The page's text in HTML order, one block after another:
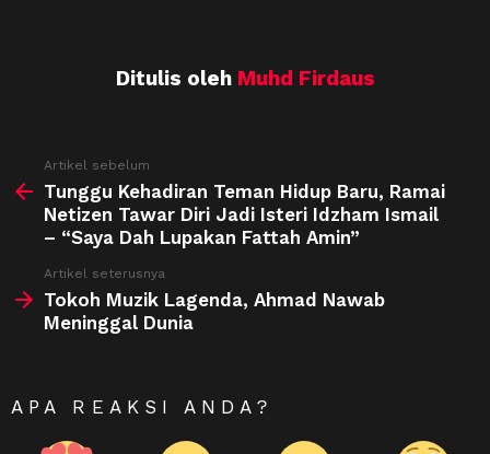
Ditulis oleh Muhd Firdaus
more
Artikel sebelum
Tunggu Kehadiran Teman Hidup Baru, Ramai
Netizen Tawar Diri Jadi Isteri Idzham Ismail
– “Saya Dah Lupakan Fattah Amin”
Artikel seterusnya
Tokoh Muzik Lagenda, Ahmad Nawab
Meninggal Dunia
APA REAKSI ANDA?